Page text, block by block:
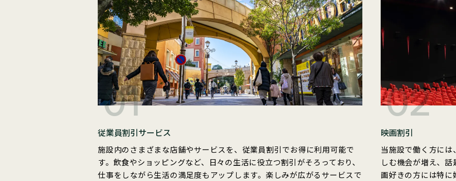
01
従業員割引サービス
施設内のさまざまな店舗やサービスを、従業員割引でお得に利用可能で
す。飲食やショッピングなど、日々の生活に役立つ割引がそろっており、
仕事をしながら生活の満足度もアップします。楽しみが広がるサービスで
02
映画割引
当施設で働く方に
しむ機会が増え、
画好きの方には特